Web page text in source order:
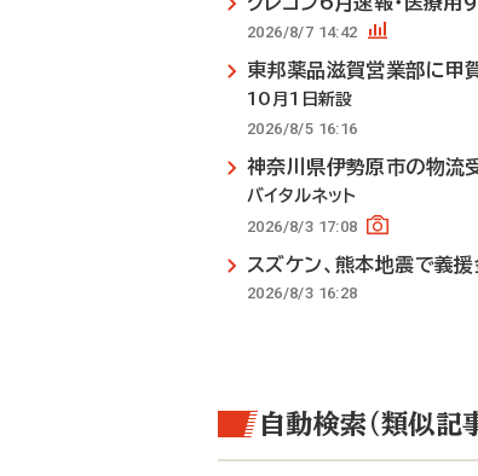
2026/8/7 14:42
東邦薬品滋賀営業部に甲
10月1日新設
2026/8/5 16:16
神奈川県伊勢原市の物流
バイタルネット
2026/8/3 17:08
スズケン、熊本地震で義
2026/8/3 16:28
自動検索（類似記